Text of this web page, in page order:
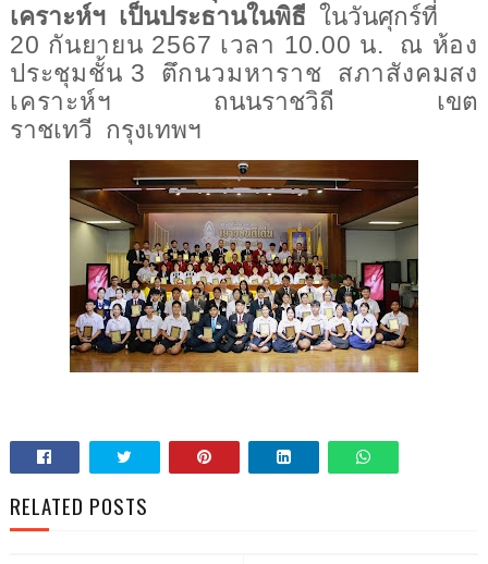
เคราะห์ฯ เป็นประธานในพิธี ในวันศุกร์ที่
20 กันยายน 2567 เวลา 10.00 น.
ณ ห้อง
ประชุมชั้น 3
ตึกนวมหาราช สภาสังคมสง
เคราะห์ฯ ถนนราชวิถี เขต
ราชเทวี กรุงเทพฯ
RELATED POSTS